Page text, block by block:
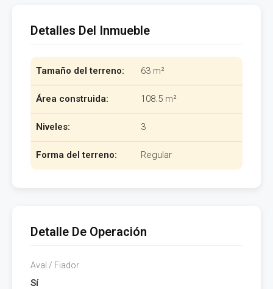
Detalles Del Inmueble
Tamaño del terreno: 63 m²
Área construida: 108.5 m²
Niveles: 3
Forma del terreno: Regular
Detalle De Operación
Aval / Fiador
Sí